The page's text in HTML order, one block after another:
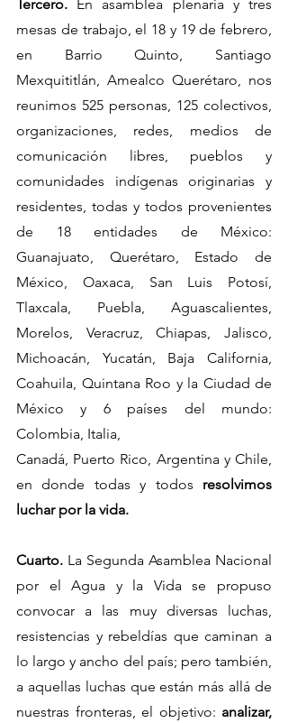
Tercero. En asamblea plenaria y tres
mesas de trabajo, el 18 y 19 de febrero,
en Barrio Quinto, Santiago
Mexquititlán, Amealco Querétaro, nos
reunimos 525 personas, 125 colectivos,
organizaciones, redes, medios de
comunicación libres, pueblos y
comunidades indígenas originarias y
residentes, todas y todos provenientes
de 18 entidades de México:
Guanajuato, Querétaro, Estado de
México, Oaxaca, San Luis Potosí,
Tlaxcala, Puebla, Aguascalientes,
Morelos, Veracruz, Chiapas, Jalisco,
Michoacán, Yucatán, Baja California,
Coahuila, Quintana Roo y la Ciudad de
México y 6 países del mundo:
Colombia, Italia,
Canadá, Puerto Rico, Argentina y Chile,
en donde todas y todos resolvimos
luchar por la vida.
Cuarto. La Segunda Asamblea Nacional
por el Agua y la Vida se propuso
convocar a las muy diversas luchas,
resistencias y rebeldías que caminan a
lo largo y ancho del país; pero también,
a aquellas luchas que están más allá de
nuestras fronteras, el objetivo: analizar,